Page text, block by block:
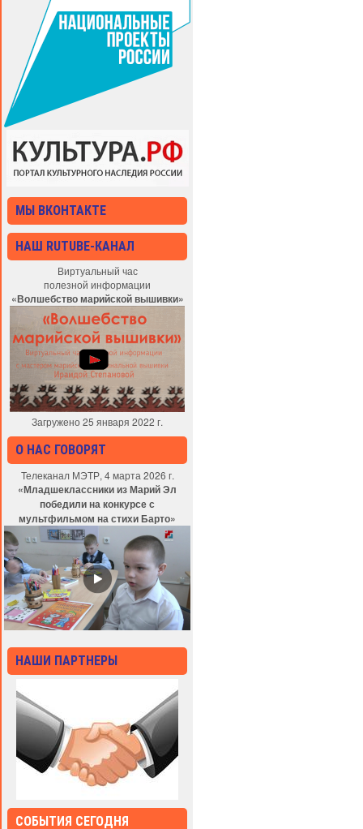
МЫ ВКОНТАКТЕ
НАШ RUTUBE-КАНАЛ
Виртуальный час
полезной информации
«Волшебство марийской вышивки»
Загружено 25 января 2022 г.
О НАС ГОВОРЯТ
Телеканал МЭТР, 4 марта 2026 г.
«Младшеклассники из Марий Эл
победили на конкурсе с
мультфильмом на стихи Барто»
НАШИ ПАРТНЕРЫ
СОБЫТИЯ СЕГОДНЯ